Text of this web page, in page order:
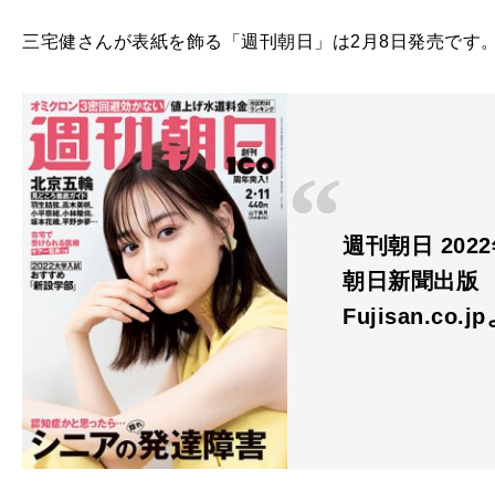
三宅健さんが表紙を飾る「週刊朝日」は2月8日発売です
週刊朝日
朝日新聞出版
Fujisan.co.jp